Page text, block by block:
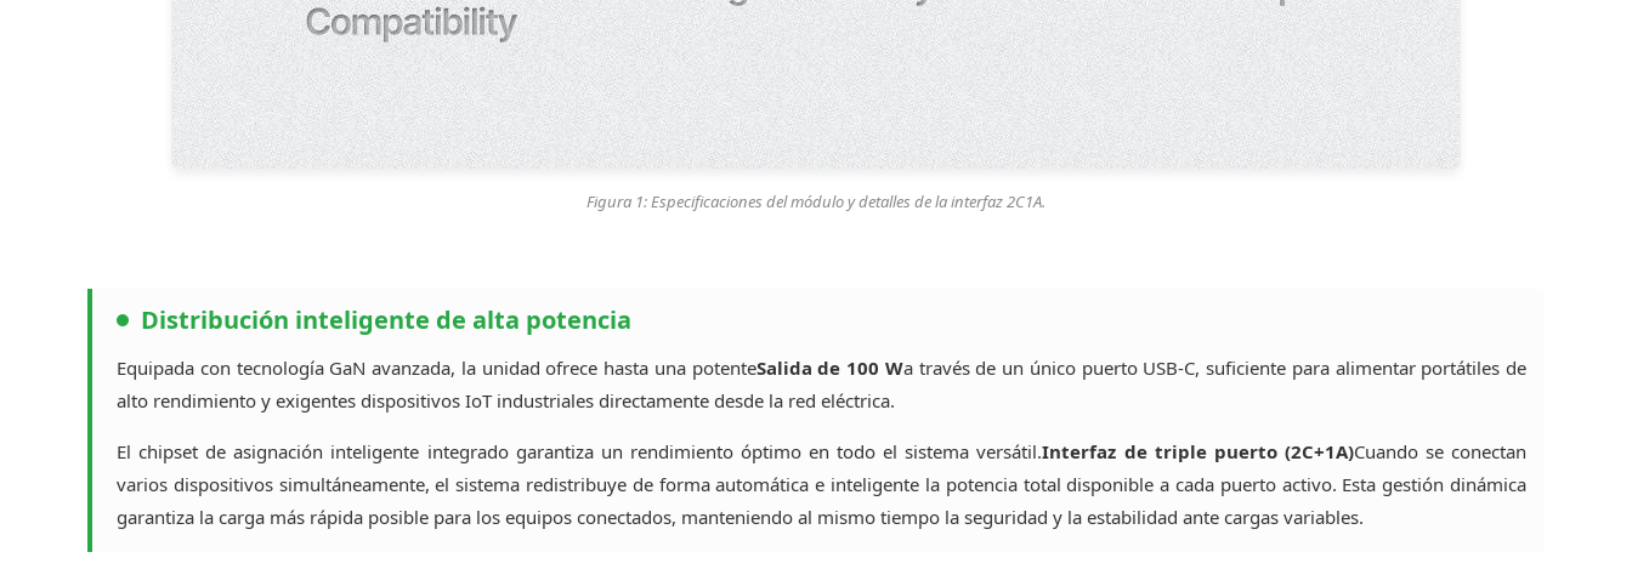
Figura 1: Especificaciones del módulo y detalles de la interfaz 2C1A.
Distribución inteligente de alta potencia
Equipada con tecnología GaN avanzada, la unidad ofrece hasta una potenteSalida de 100 Wa través de un único puerto USB-C, suficiente para alimentar portátiles de
alto rendimiento y exigentes dispositivos IoT industriales directamente desde la red eléctrica.
El chipset de asignación inteligente integrado garantiza un rendimiento óptimo en todo el sistema versátil.Interfaz de triple puerto (2C+1A)Cuando se conectan
varios dispositivos simultáneamente, el sistema redistribuye de forma automática e inteligente la potencia total disponible a cada puerto activo. Esta gestión dinámica
garantiza la carga más rápida posible para los equipos conectados, manteniendo al mismo tiempo la seguridad y la estabilidad ante cargas variables.